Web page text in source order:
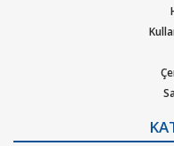
. Müzik
pop, rock, blues, New
metal, hip-hop ya da
oluşturulan
gidemeyeceğiniz
özel bir hizmeti Ticketfoni